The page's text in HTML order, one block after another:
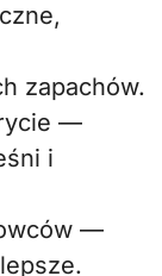
zapachów.
—
i
—